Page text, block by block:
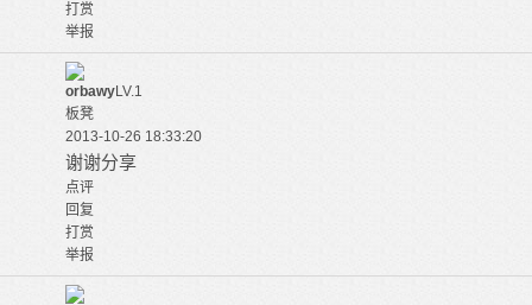
打赏
举报
orbawyLV.1
板凳
2013-10-26 18:33:20
谢谢分享
点评
回复
打赏
举报